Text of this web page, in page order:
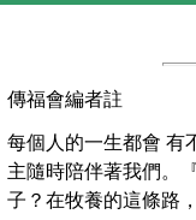
傳福會編者註
每個人的一生都會 有
主隨時陪伴著我們。
子？在牧養的這條路